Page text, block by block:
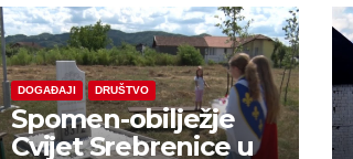
DOGAĐAJI DRUŠTVO
Spomen-obilježje
Cvijet Srebrenice u